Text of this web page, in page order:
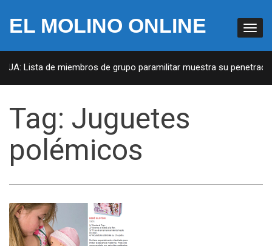
EL MOLINO ONLINE
Lista de miembros de grupo paramilitar muestra su
Tag: Juguetes
polémicos